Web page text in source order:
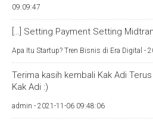
09:09:47
[…] Setting Payment Setting
Apa Itu Startup? Tren Bisnis di Era Digital -
Terima kasih kembali Kak Adi
Kak Adi :)
admin - 2021-11-06 09:48:06